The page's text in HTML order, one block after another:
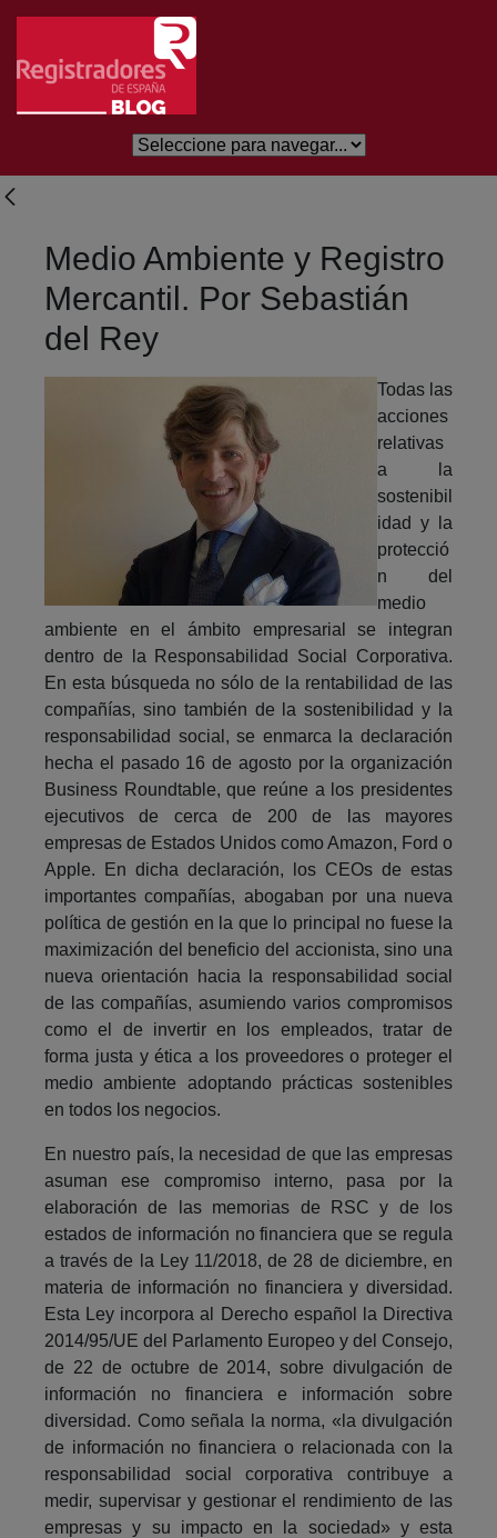
Saltar al contenido principal
Medio Ambiente y Registro
Mercantil. Por Sebastián
del Rey
Todas las
acciones
relativas
a la
sostenibil
idad y la
protecció
n del
medio
ambiente en el ámbito empresarial se integran
dentro de la Responsabilidad Social Corporativa.
En esta búsqueda no sólo de la rentabilidad de las
compañías, sino también de la sostenibilidad y la
responsabilidad social, se enmarca la declaración
hecha el pasado 16 de agosto por la organización
Business Roundtable, que reúne a los presidentes
ejecutivos de cerca de 200 de las mayores
empresas de Estados Unidos como Amazon, Ford o
Apple. En dicha declaración, los CEOs de estas
importantes compañías, abogaban por una nueva
política de gestión en la que lo principal no fuese la
maximización del beneficio del accionista, sino una
nueva orientación hacia la responsabilidad social
de las compañías, asumiendo varios compromisos
como el de invertir en los empleados, tratar de
forma justa y ética a los proveedores o proteger el
medio ambiente adoptando prácticas sostenibles
en todos los negocios.
En nuestro país, la necesidad de que las empresas
asuman ese compromiso interno, pasa por la
elaboración de las memorias de RSC y de los
estados de información no financiera que se regula
a través de la Ley 11/2018, de 28 de diciembre, en
materia de información no financiera y diversidad.
Esta Ley incorpora al Derecho español la Directiva
2014/95/UE del Parlamento Europeo y del Consejo,
de 22 de octubre de 2014, sobre divulgación de
información no financiera e información sobre
diversidad. Como señala la norma, «la divulgación
de información no financiera o relacionada con la
responsabilidad social corporativa contribuye a
medir, supervisar y gestionar el rendimiento de las
empresas y su impacto en la sociedad» y esta